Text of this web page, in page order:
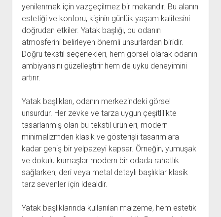
yenilenmek için vazgeçilmez bir mekandır. Bu alanın
estetiği ve konforu, kişinin günlük yaşam kalitesini
doğrudan etkiler. Yatak başlığı, bu odanın
atmosferini belirleyen önemli unsurlardan biridir.
Doğru tekstil seçenekleri, hem görsel olarak odanın
ambiyansını güzelleştirir hem de uyku deneyimini
artırır.
Yatak başlıkları, odanın merkezindeki görsel
unsurdur. Her zevke ve tarza uygun çeşitlilikte
tasarlanmış olan bu tekstil ürünleri, modern
minimalizmden klasik ve gösterişli tasarımlara
kadar geniş bir yelpazeyi kapsar. Örneğin, yumuşak
ve dokulu kumaşlar modern bir odada rahatlık
sağlarken, deri veya metal detaylı başlıklar klasik
tarz sevenler için idealdir.
Yatak başlıklarında kullanılan malzeme, hem estetik